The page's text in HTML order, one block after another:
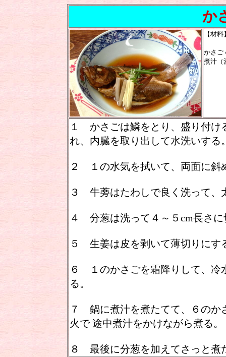
か
【材
かさご
煮汁（
１ かさごは鱗をとり、盛り付け
れ、内臓を取り出して水洗いする
２ １の水気を拭いて、両面に斜
３ 牛蒡はたわしで良く洗って、
４ 分葱は洗って４～５cm長さに
５ 生姜は皮を剥いて薄切りにす
６ １のかさごを霜降りして、冷
る。
７ 鍋に煮汁を煮たてて、６のか
火で 途中煮汁をかけながら煮る。
８ 最後に分葱を加えてさっと煮